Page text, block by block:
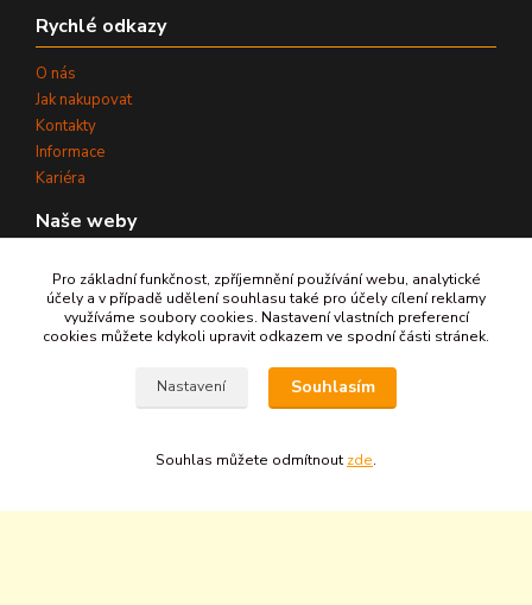
Rychlé odkazy
O nás
Jak nakupovat
Kontakty
Informace
Kariéra
Naše weby
www.aquaterm.cz
www.aqua-bohemia.com
www.upravyvody.eu
www.cisteni-vody.cz
CZ25301381
Pro základní funkčnost, zpříjemnění používání webu, analytické
účely a v případě udělení souhlasu také pro účely cílení reklamy
využíváme soubory cookies. Nastavení vlastních preferencí
cookies můžete kdykoli upravit odkazem ve spodní části stránek.
Nastavení Souhlasím
Souhlas můžete odmítnout zde.